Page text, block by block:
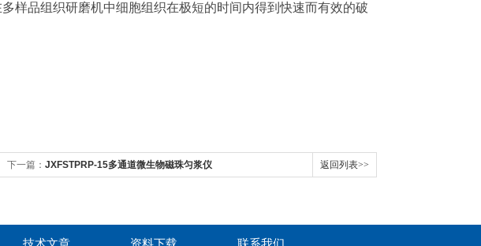
样品组织研磨机中细胞组织在极短的时间内得到快速而有效的破
下一篇： JXFSTPRP-15多通道微生物磁珠匀浆仪 返回列表>>
技术文章 资料下载 联系我们